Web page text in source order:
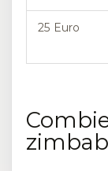
25 Euro